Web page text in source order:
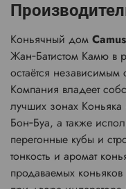
Коньячный дом Camus
Жан‑Батистом Камю в
остаётся
Компания владеет
лучших зонах
Бон‑Буа, а также
перегонные кубы и
тонкость и аромат
продаваемых